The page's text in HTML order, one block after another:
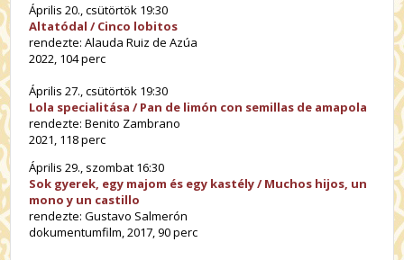
Április 20., csütörtök 19:30
Altatódal / Cinco lobitos
rendezte: Alauda Ruiz de Azúa
2022, 104 perc
Április 27., csütörtök 19:30
Lola specialitása / Pan de limón con semillas de amapola
rendezte: Benito Zambrano
2021, 118 perc
Április 29., szombat 16:30
Sok gyerek, egy majom és egy kastély / Muchos hijos, un
mono y un castillo
rendezte: Gustavo Salmerón
dokumentumfilm, 2017, 90 perc